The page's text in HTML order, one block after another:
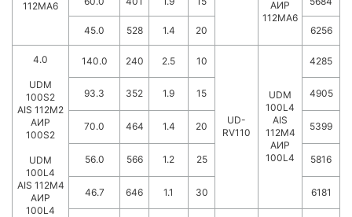
112MA6
АИР
112МА6
45.0 528 1.4 20 6256
4.0
UDM
100S2
AIS 112M2
АИР
100S2
UDM
100L4
AIS 112M4
АИР
100L4
140.0 240 2.5 10
UD-
RV110
UDM
100L4
AIS
112M4
АИР
100L4
4285
93.3 352 1.9 15 4905
70.0 464 1.4 20 5399
56.0 566 1.2 25 5816
46.7 646 1.1 30 6181